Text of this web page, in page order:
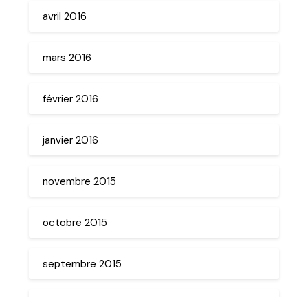
avril 2016
mars 2016
février 2016
janvier 2016
novembre 2015
octobre 2015
septembre 2015